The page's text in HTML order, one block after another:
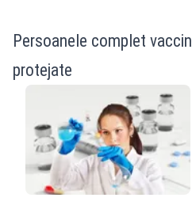
Persoanele complet
protejate